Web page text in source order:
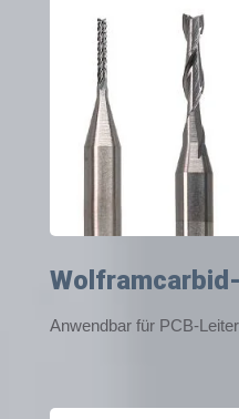
Anwendbar für PCB-